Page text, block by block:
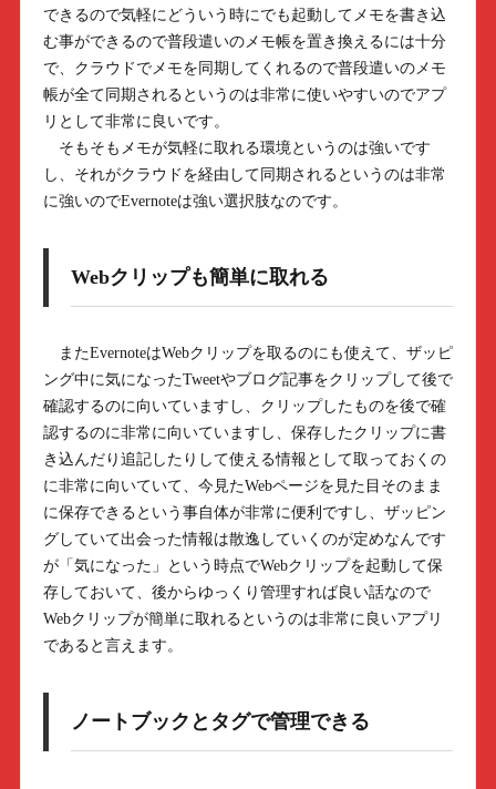
できるので気軽にどういう時にでも起動してメモを書き込
む事ができるので普段遣いのメモ帳を置き換えるには十分
で、クラウドでメモを同期してくれるので普段遣いのメモ
帳が全て同期されるというのは非常に使いやすいのでアプ
リとして非常に良いです。
そもそもメモが気軽に取れる環境というのは強いです
し、それがクラウドを経由して同期されるというのは非常
に強いのでEvernoteは強い選択肢なのです。
Webクリップも簡単に取れる
またEvernoteはWebクリップを取るのにも使えて、ザッピ
ング中に気になったTweetやブログ記事をクリップして後で
確認するのに向いていますし、クリップしたものを後で確
認するのに非常に向いていますし、保存したクリップに書
き込んだり追記したりして使える情報として取っておくの
に非常に向いていて、今見たWebページを見た目そのまま
に保存できるという事自体が非常に便利ですし、ザッピン
グしていて出会った情報は散逸していくのが定めなんです
が「気になった」という時点でWebクリップを起動して保
存しておいて、後からゆっくり管理すれば良い話なので
Webクリップが簡単に取れるというのは非常に良いアプリ
であると言えます。
ノートブックとタグで管理できる